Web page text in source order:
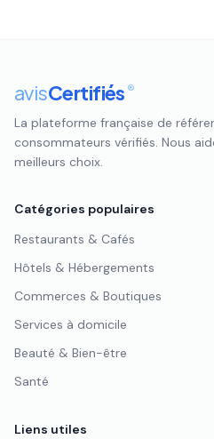
avisCertifiés ®
La plateforme française de
consommateurs vérifiés. Nous
meilleurs choix.
Catégories populaires
Restaurants & Cafés
Hôtels & Hébergements
Commerces & Boutiques
Services à domicile
Beauté & Bien-être
Santé
Liens utiles